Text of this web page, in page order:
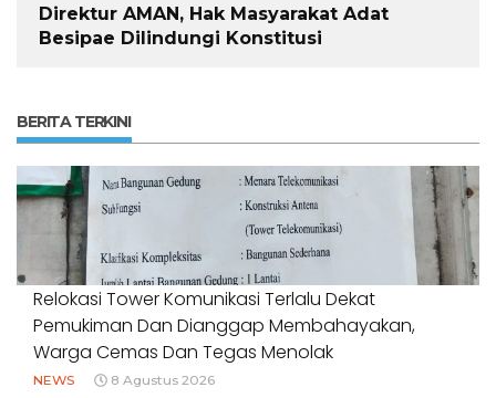
Direktur AMAN, Hak Masyarakat Adat
Besipae Dilindungi Konstitusi
BERITA TERKINI
Relokasi Tower Komunikasi Terlalu Dekat
Pemukiman Dan Dianggap Membahayakan,
Warga Cemas Dan Tegas Menolak
NEWS 8 Agustus 2026